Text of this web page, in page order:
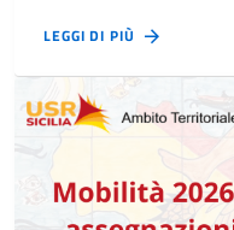
LEGGI DI PIÙ